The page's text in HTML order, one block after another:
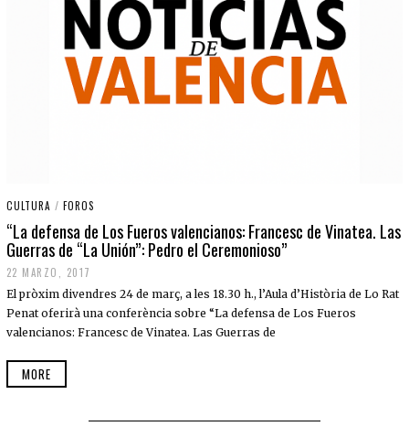
CULTURA / FOROS
“La defensa de Los Fueros valencianos: Francesc de Vinatea. Las
Guerras de “La Unión”: Pedro el Ceremonioso”
22 MARZO, 2017
El pròxim divendres 24 de març, a les 18.30 h., l’Aula d’Història de Lo Rat
Penat oferirà una conferència sobre “La defensa de Los Fueros
valencianos: Francesc de Vinatea. Las Guerras de
MORE